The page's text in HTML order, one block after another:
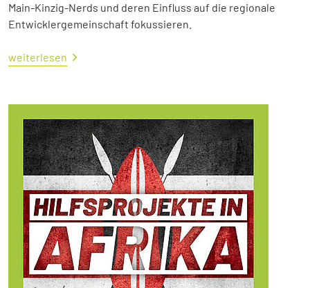
Main-Kinzig-Nerds und deren Einfluss auf die regionale
Entwicklergemeinschaft fokussieren.
weiterlesen